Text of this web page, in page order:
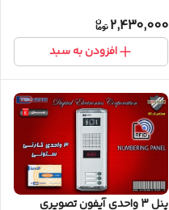
2,430,000
افزودن به سبد
پنل 3 واحدی آیفون تصویری